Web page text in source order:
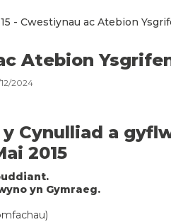
- Cwestiynau ac Atebion
Atebion
2024
Cynulliad a
2015
yn Gymraeg.